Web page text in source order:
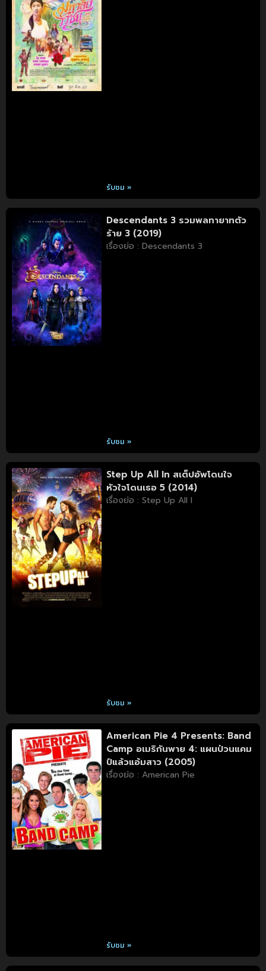
รับชม »
Descendants 3 รวมพลทายาทตัว
ร้าย 3 (2019)
เรื่องย่อ : Descendants 3
รับชม »
Step Up All In สเต็ปอัพโดนใจ
หัวใจโดนเธอ 5 (2014)
เรื่องย่อ : Step Up All I
รับชม »
American Pie 4 Presents: Band
Camp อเมริกันพาย 4: แผนป่วนแคม
ป์แล้วแอ้มสาว (2005)
เรื่องย่อ : American Pie
รับชม »